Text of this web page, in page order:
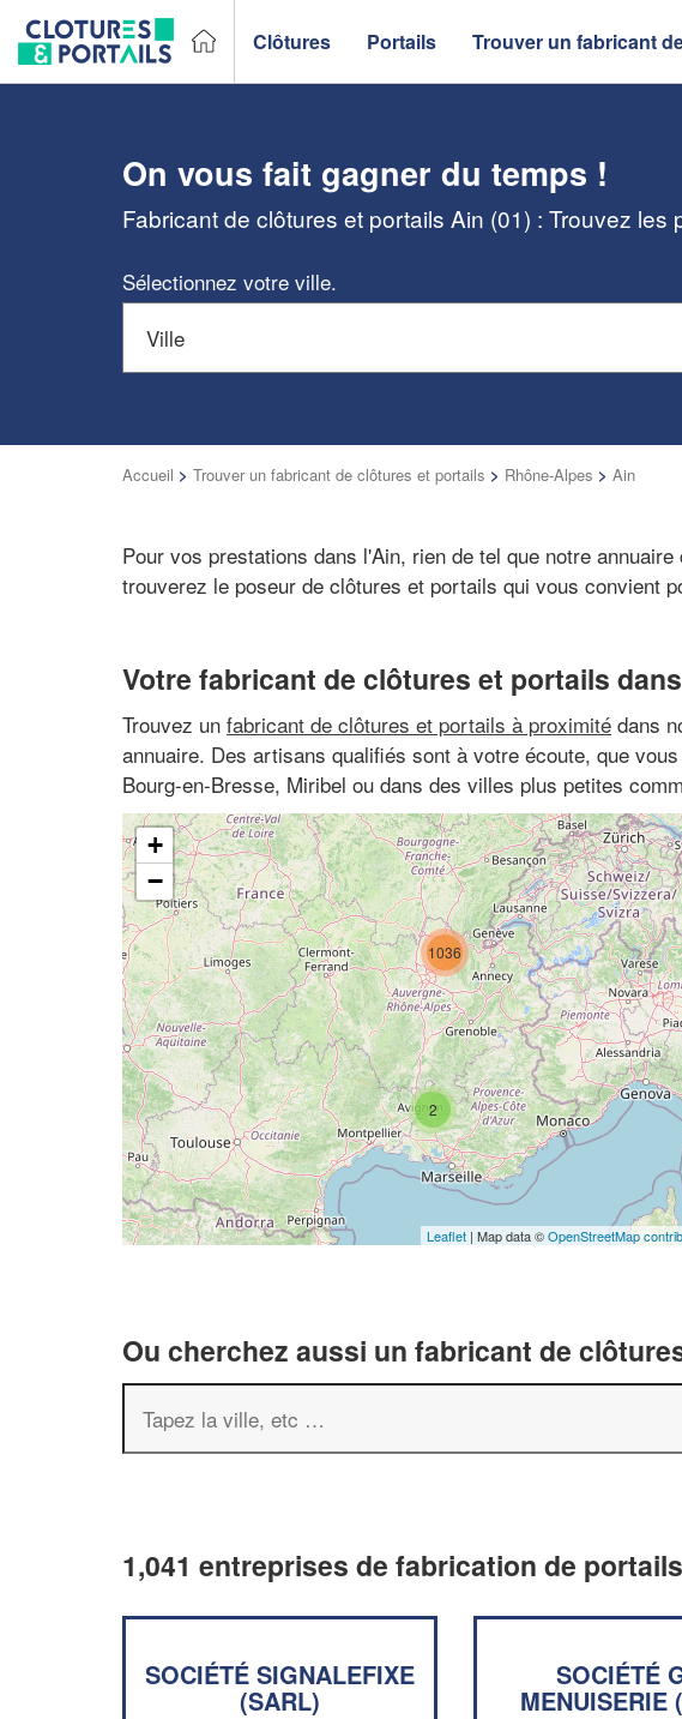
Clôtures Portails Trouver un fabricant
On vous fait gagner du temps !
Fabricant de clôtures et portails Ain (01) : Trouvez
Sélectionnez votre ville.
Accueil > Trouver un fabricant de clôtures et portails > Rhône-Alpes > Ain
Pour vos prestations dans l'Ain, rien de tel que notre
trouverez le poseur de clôtures et portails qui vous convient
Votre fabricant de clôtures et portails
Trouvez un fabricant de clôtures et portails à proximité dans
annuaire. Des artisans qualifiés sont à votre écoute, que
Bourg-en-Bresse, Miribel ou dans des villes plus petites
2
1036
+
−
Leaflet | Map data ©OpenStreetMap
Ou cherchez aussi un fabricant de
1,041 entreprises de fabrication de
SOCIÉTÉ SIGNALEFIXE
(SARL)
SOCIÉTÉ
MENUISERIE